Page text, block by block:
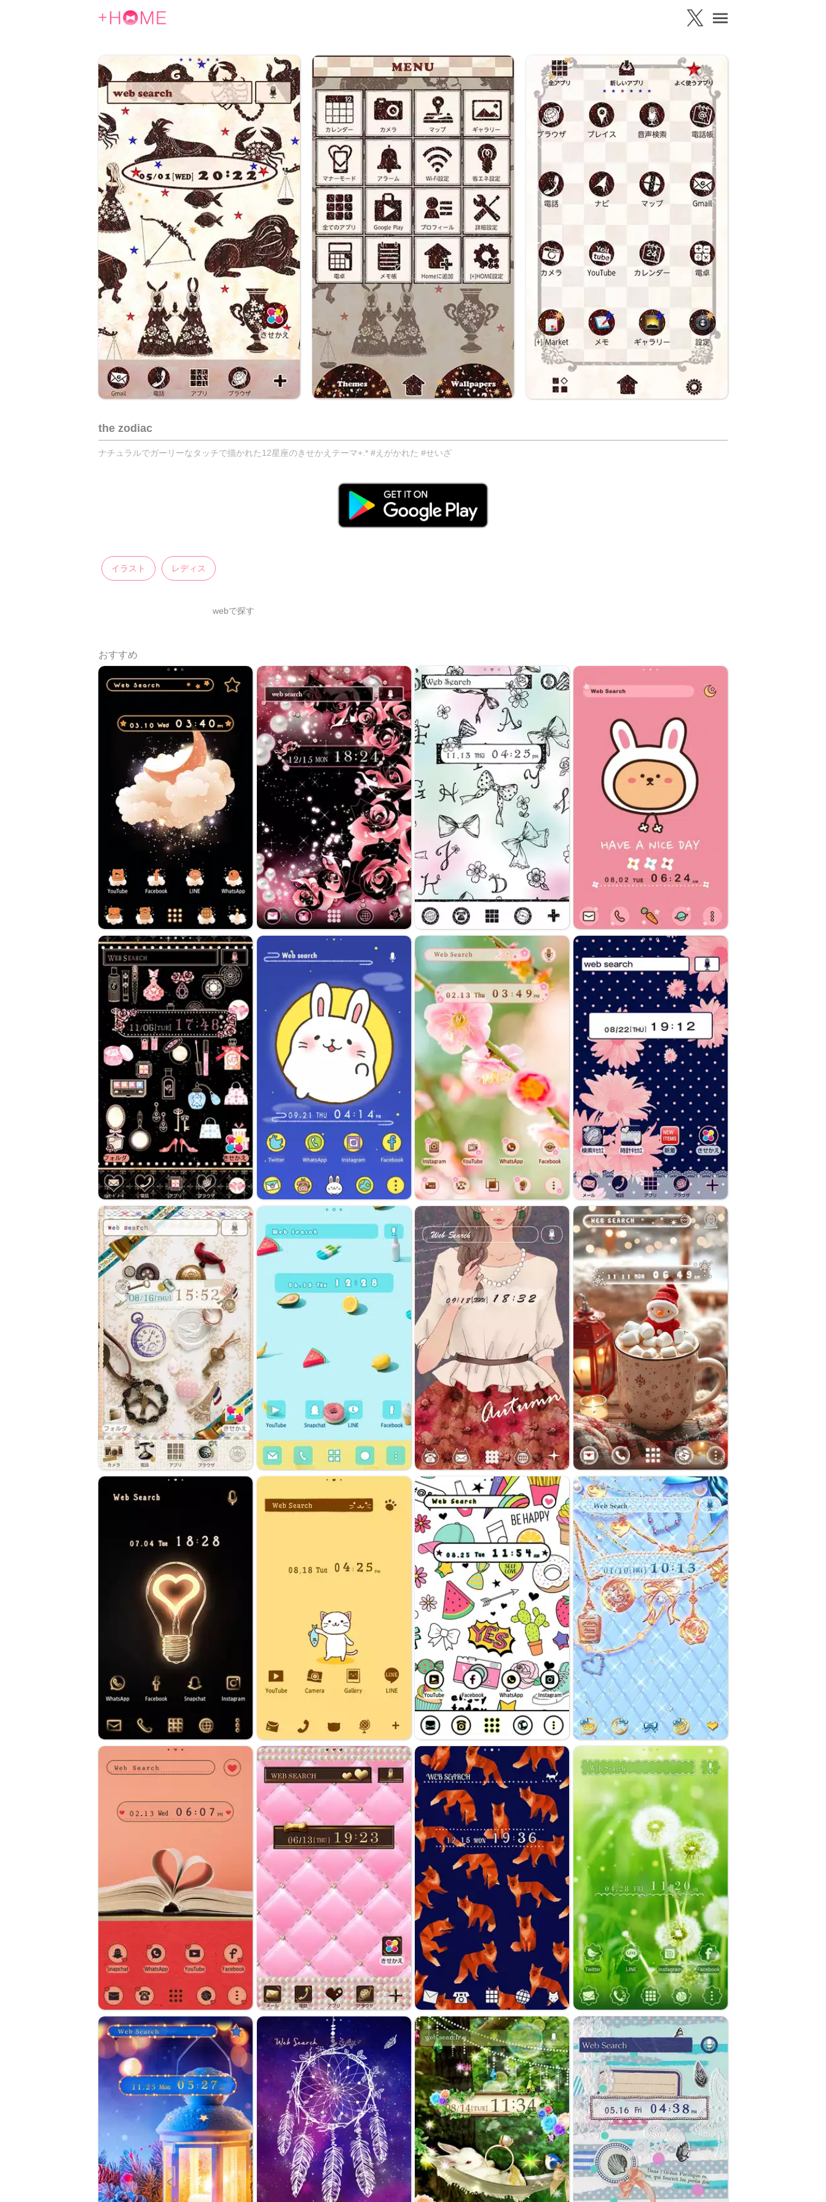
the zodiac
ナチュラルでガーリーなタッチで描かれた12星座のきせかえテーマ+.* #えがかれた #せいざ
イラスト レディス
webで探す
おすすめ